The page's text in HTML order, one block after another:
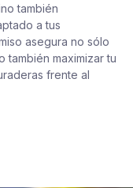
también
a tus
asegura no sólo
también maximizar tu
frente al